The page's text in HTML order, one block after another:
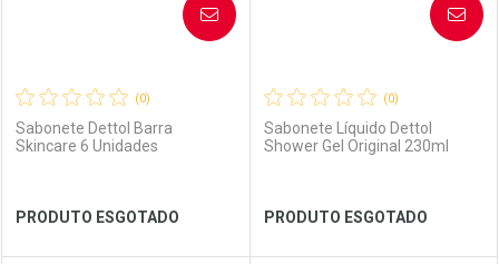
Ver Desconto Convênio Ver Desconto Convênio
(0)
Sabonete Dettol Barra
Skincare 6 Unidades
PRODUTO ESGOTADO
AVISE-ME
(0)
Sabonete Líquido Dettol
Shower Gel Original 230ml
PRODUTO ESGOTADO
AVISE-ME